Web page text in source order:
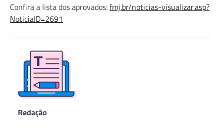
Confira a lista dos aprovados:fmj.br/noticias-visualizar.asp?
NoticiaID=2691
Redação